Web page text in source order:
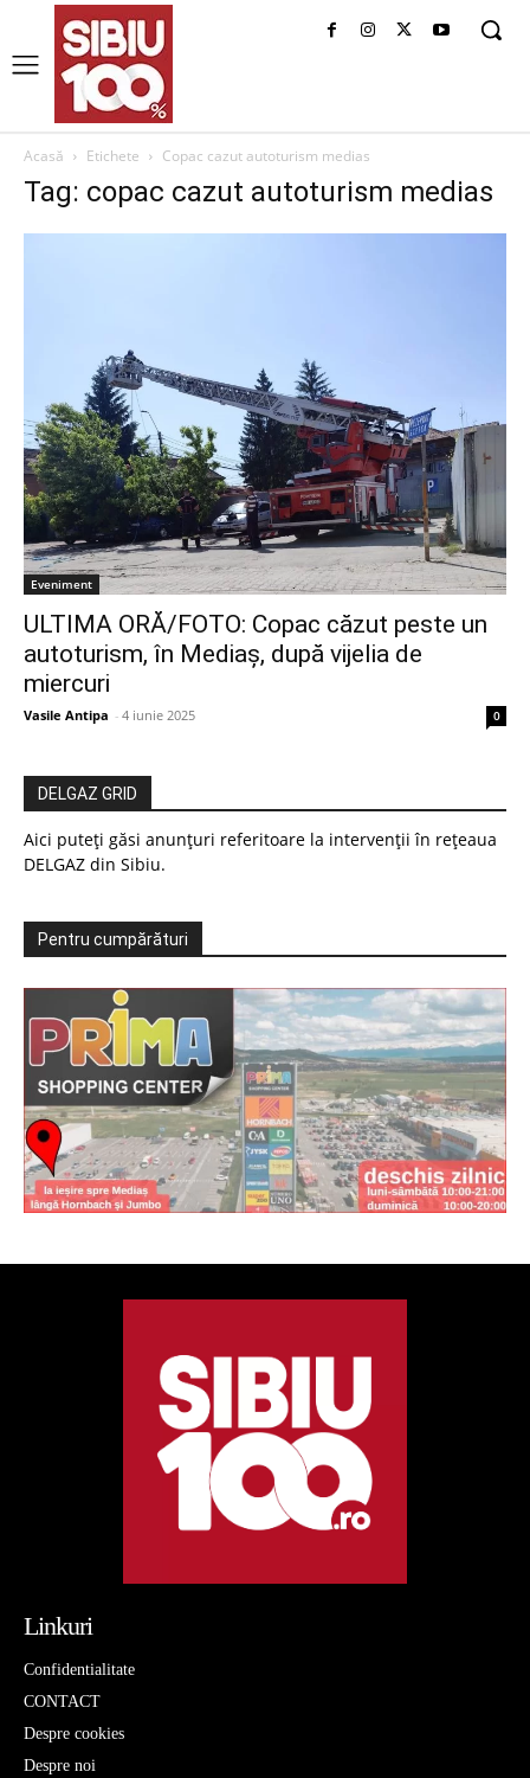
Acasă Etichete Copac cazut autoturism medias
Tag: copac cazut autoturism medias
Eveniment
ULTIMA ORĂ/FOTO: Copac căzut peste un
autoturism, în Mediaș, după vijelia de
miercuri
Vasile Antipa - 4 iunie 2025 0
DELGAZ GRID
Aici puteți găsi anunțuri referitoare la intervenții în rețeaua
DELGAZ din Sibiu.
Pentru cumpărături
Linkuri
Confidentialitate
CONTACT
Despre cookies
Despre noi